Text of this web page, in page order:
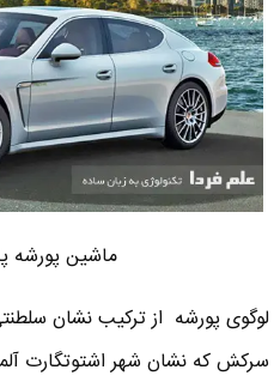
ماشین پورشه
لوگوی پورشه از ترکیب نشان
سرکش که نشان شهر اشتوتگارت